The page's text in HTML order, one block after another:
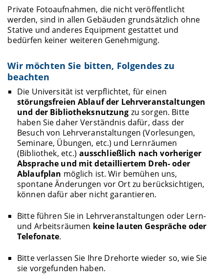
Private Fotoaufnahmen, die nicht veröffentlicht
werden, sind in allen Gebäuden grundsätzlich ohne
Stative und anderes Equipment gestattet und
bedürfen keiner weiteren Genehmigung.
Wir möchten Sie bitten, Folgendes zu
beachten
Die Universität ist verpflichtet, für einen
störungsfreien Ablauf der Lehrveranstaltungen
und der Bibliotheksnutzung zu sorgen. Bitte
haben Sie daher Verständnis dafür, dass der
Besuch von Lehrveranstaltungen (Vorlesungen,
Seminare, Übungen, etc.) und Lernräumen
(Bibliothek, etc.) ausschließlich nach vorheriger
Absprache und mit detailliertem Dreh- oder
Ablaufplan möglich ist. Wir bemühen uns,
spontane Änderungen vor Ort zu berücksichtigen,
können dafür aber nicht garantieren.
Bitte führen Sie in Lehrveranstaltungen oder Lern-
und Arbeitsräumen keine lauten Gespräche oder
Telefonate.
Bitte verlassen Sie Ihre Drehorte wieder so, wie Sie
sie vorgefunden haben.